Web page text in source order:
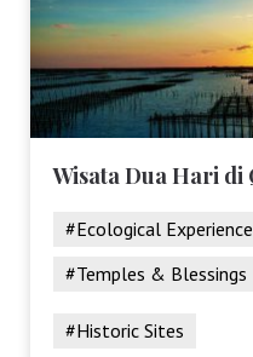
Wisata Dua Hari
#Ecological
#Temples & Blessings
#Historic Sites